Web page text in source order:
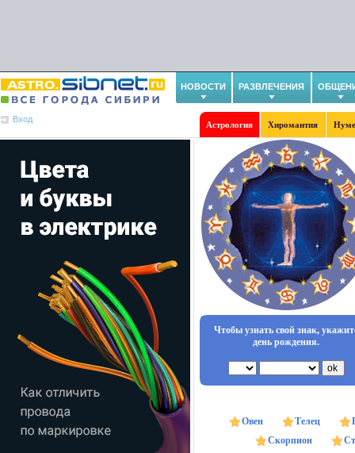
НОВОСТИ РАЗВЛЕЧЕНИЯ
Вход
Астрология Хиромантия
Чтобы узнать свой знак,
день рождения.
Овен Телец
Скорпион